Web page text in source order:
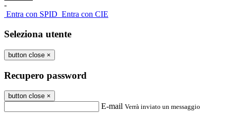
-
Entra con SPID Entra con CIE
Seleziona utente
button close ×
Recupero password
button close ×
E-mail Verrà inviato un messaggio